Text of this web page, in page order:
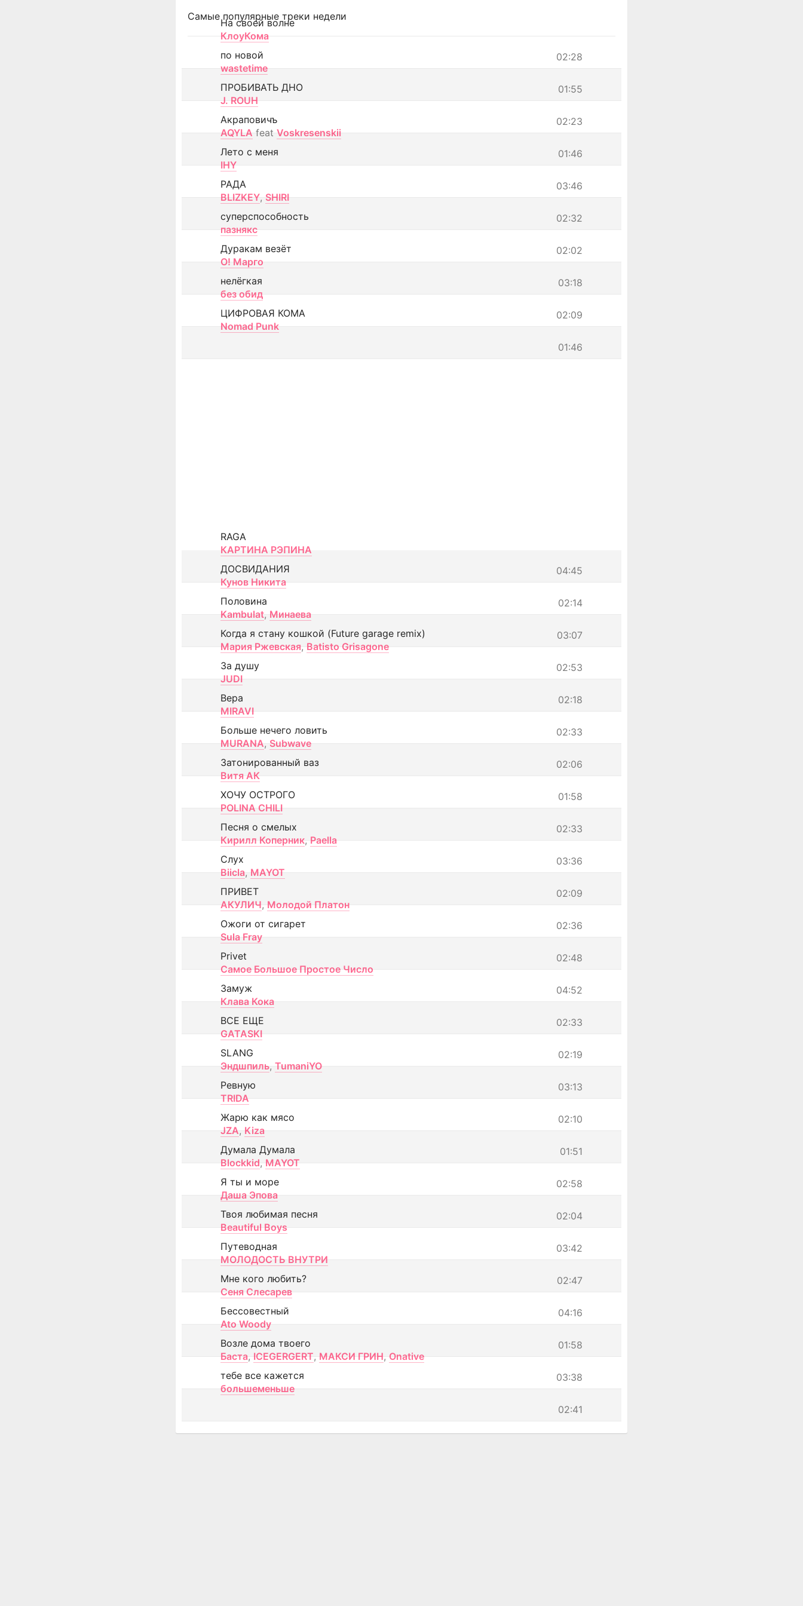
Самые популярные треки недели
На своей волне
КлоуКома
02:28
по новой
wastetime
01:55
ПРОБИВАТЬ ДНО
J. ROUH
02:23
Акраповичъ
AQYLA feat Voskresenskii
01:46
Лето с меня
IHY
03:46
РАДА
BLIZKEY, SHIRI
02:32
суперспособность
пазнякс
02:02
Дуракам везёт
О! Марго
03:18
нелёгкая
без обид
02:09
ЦИФРОВАЯ КОМА
Nomad Punk
01:46
RAGA
КАРТИНА РЭПИНА
04:45
ДОСВИДАНИЯ
Кунов Никита
02:14
Половина
Kambulat, Минаева
03:07
Когда я стану кошкой (Future garage remix)
Мария Ржевская, Batisto Grisagone
02:53
За душу
JUDI
02:18
Вера
MIRAVI
02:33
Больше нечего ловить
MURANA, Subwave
02:06
Затонированный ваз
Витя АК
01:58
ХОЧУ ОСТРОГО
POLINA CHILI
02:33
Песня о смелых
Кирилл Коперник, Paella
03:36
Слух
Biicla, MAYOT
02:09
ПРИВЕТ
АКУЛИЧ, Молодой Платон
02:36
Ожоги от сигарет
Sula Fray
02:48
Privet
Самое Большое Простое Число
04:52
Замуж
Клава Кока
02:33
ВСЕ ЕЩЕ
GATASKI
02:19
SLANG
Эндшпиль, TumaniYO
03:13
Ревную
TRIDA
02:10
Жарю как мясо
JZA, Kiza
01:51
Думала Думала
Blockkid, MAYOT
02:58
Я ты и море
Даша Эпова
02:04
Твоя любимая песня
Beautiful Boys
03:42
Путеводная
МОЛОДОСТЬ ВНУТРИ
02:47
Мне кого любить?
Сеня Слесарев
04:16
Бессовестный
Ato Woody
01:58
Возле дома твоего
Баста, ICEGERGERT, МАКСИ ГРИН, Onative
03:38
тебе все кажется
большеменьше
02:41